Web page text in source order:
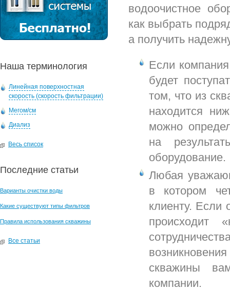
Наша терминология
Линейная поверхностная
скорость (скорость фильтрации)
Мегом/см
Диализ
Весь список
Последние статьи
Варианты очистки воды
Какие существуют типы фильтров
Правила использования скважины
Все статьи
водоочистное
как выбрать
а получить
Если
будет
том, что из
находится
можно
на
оборудование.
Любая
в котором
клиенту. Если
происходит
скважины
компании.